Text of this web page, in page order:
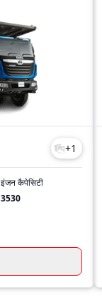
+1
इंजन कैपेसिटी
3530